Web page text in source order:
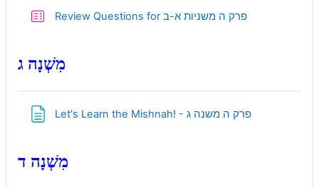
Review Questions for פרק ה משניות א-בQuiz
מִשְׁנָה ג
Let's Learn the Mishnah! - פרק ה משנה גPage
מִשְׁנָה ד